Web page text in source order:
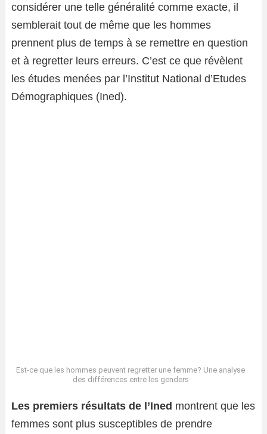
considérer une telle généralité comme exacte, il
semblerait tout de même que les hommes
prennent plus de temps à se remettre en question
et à regretter leurs erreurs. C’est ce que révèlent
les études menées par l’Institut National d’Etudes
Démographiques (Ined).
Est-ce que les hommes peuvent regretter une femme? Une analyse
des différences entre les genders
Les premiers résultats de l’Ined montrent que les
femmes sont plus susceptibles de prendre